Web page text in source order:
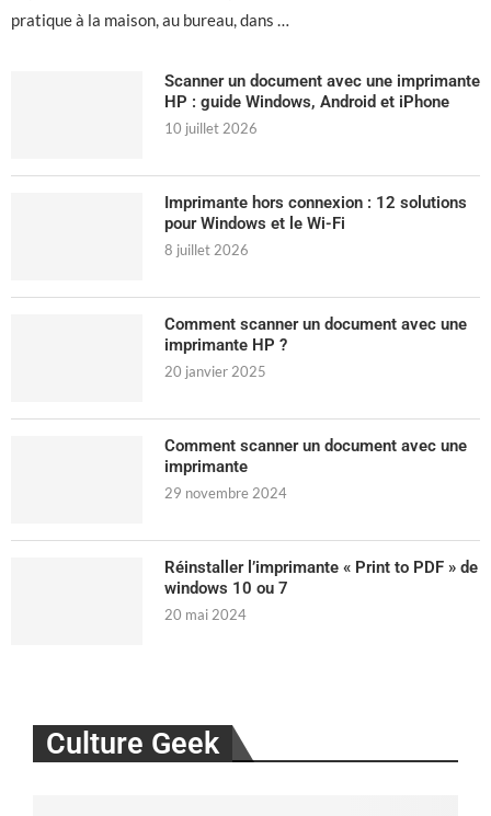
pratique à la maison, au bureau, dans …
Scanner un document avec une imprimante
HP : guide Windows, Android et iPhone
10 juillet 2026
Imprimante hors connexion : 12 solutions
pour Windows et le Wi-Fi
8 juillet 2026
Comment scanner un document avec une
imprimante HP ?
20 janvier 2025
Comment scanner un document avec une
imprimante
29 novembre 2024
Réinstaller l’imprimante « Print to PDF » de
windows 10 ou 7
20 mai 2024
Culture Geek